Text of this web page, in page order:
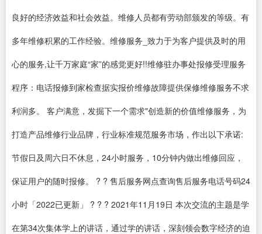
良好的经济效益和社会效益。维修人员都有劳动部颁发的等级。有
多年维修积累的工作经验。维修服务_致力于为客户提供及时的用
心的服务,让千万家庭“家”的感觉更好!!维修驻办事处报修受理服务
程序：电话报修到家检查据实报价维修故障提供保修维修服务不求
利润多。 客户满意，发掘下一个需求"创造新的价值维修服务，为
打造产品维修行业品牌，行业标准规范服务市场，作出以下承诺:
节假日及周六日不休息，24小时服务，10分钟内做出维修回应，
保证用户的随时报修。 ? ? 售后服务网点查询售后服务电话号码24
小时「2022已更新」 ? ? ? 2021年11月19日 本次交流的主题是学
在第34次集体学上的讲话，通过学的讲话，深刻领会数字经济的迫